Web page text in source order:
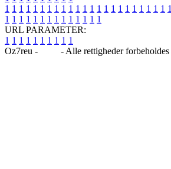
1 1 1 1 1 1 1 1 1 1 1 1 1 1 1 1 1 1 1 1 1 1 1 1
1 1 1 1 1 1 1 1 1 1 1 1 1 1
URL PARAMETER:
1 1 1 1 1 1 1 1 1 1
Oz7reu -
- Alle rettigheder forbeholdes